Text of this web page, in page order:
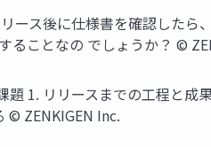
ース後に仕様書を確認したら
ることなの でしょうか？ ©
1. リリースまでの工程と成
© ZENKIGEN Inc.